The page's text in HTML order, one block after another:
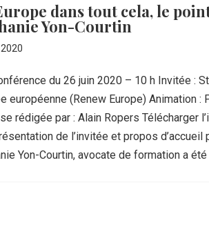
dans tout cela, le
Yon-Courtin
du 26 juin 2020 – 10 h Invitée :
européenne (Renew Europe) Animation :
rédigée par : Alain Ropers Télécharger
de l’invitée et propos d’accueil
Yon-Courtin, avocate de formation a